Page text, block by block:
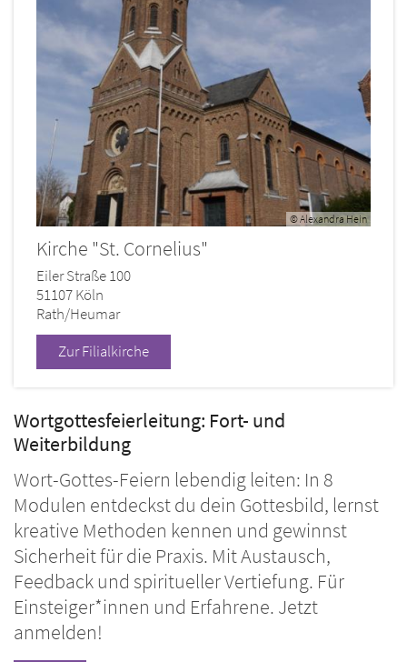
© Alexandra Hein
Kirche "St. Cornelius"
Eiler Straße 100
51107Köln
Rath/Heumar
Zur Filialkirche
Wortgottesfeierleitung: Fort- und
Weiterbildung
Wort-Gottes-Feiern lebendig leiten: In 8
Modulen entdeckst du dein Gottesbild, lernst
kreative Methoden kennen und gewinnst
Sicherheit für die Praxis. Mit Austausch,
Feedback und spiritueller Vertiefung. Für
Einsteiger*innen und Erfahrene. Jetzt
anmelden!